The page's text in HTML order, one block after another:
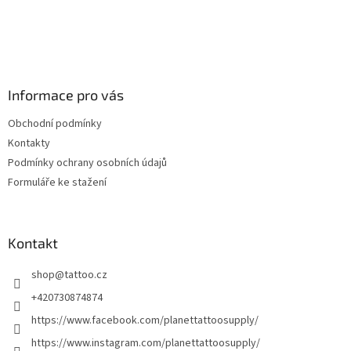
Informace pro vás
Obchodní podmínky
Kontakty
Podmínky ochrany osobních údajů
Formuláře ke stažení
Kontakt
shop@tattoo.cz
+420730874874
https://www.facebook.com/planettattoosupply/
https://www.instagram.com/planettattoosupply/